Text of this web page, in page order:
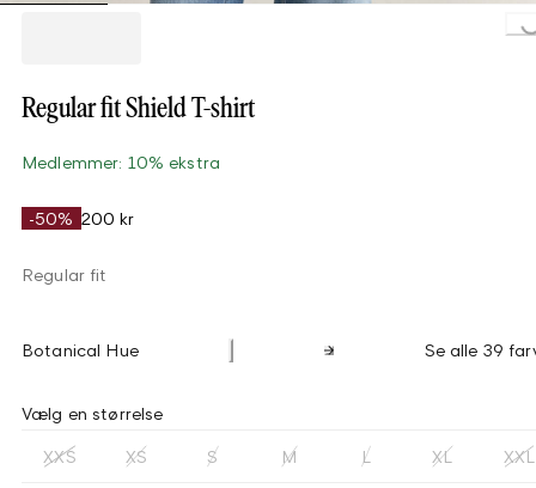
Loading...
Regular fit Shield T-shirt
Medlemmer: 10% ekstra
-50% 200 kr
Regular fit
Botanical Hue Se alle 39
Vælg en størrelse
XXS XS S M L XL XXL